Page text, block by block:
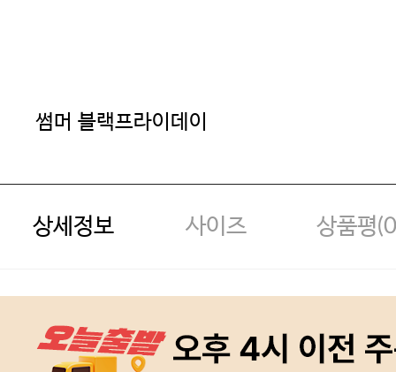
썸머 블랙프라이데이
상세정보 사이즈 상품평(0